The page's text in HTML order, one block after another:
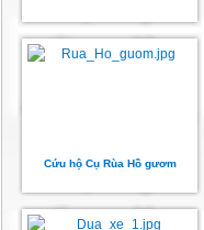
Cứu hộ Cụ Rùa Hồ gươm